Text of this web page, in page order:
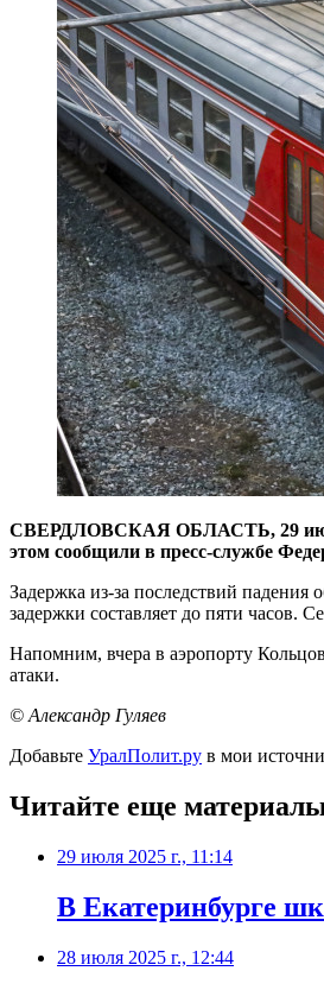
СВЕРДЛОВСКАЯ ОБЛАСТЬ, 29 июля,
этом сообщили в пресс-службе
Задержка из-за последствий
задержки составляет до пяти часов.
Напомним, вчера в аэропорту
атаки.
© Александр Гуляев
Добавьте УралПолит.ру в мои
Читайте еще
29 июля 2025 г., 11:14
В Екатеринбурге
28 июля 2025 г., 12:44